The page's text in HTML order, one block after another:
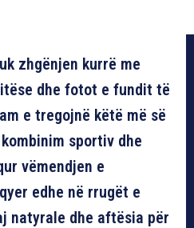
zhgënjen kurrë me
dhe fotot e fundit të
e tregojnë këtë më së
sportiv dhe
vëmendjen e
edhe në rrugët e
natyrale dhe aftësia për